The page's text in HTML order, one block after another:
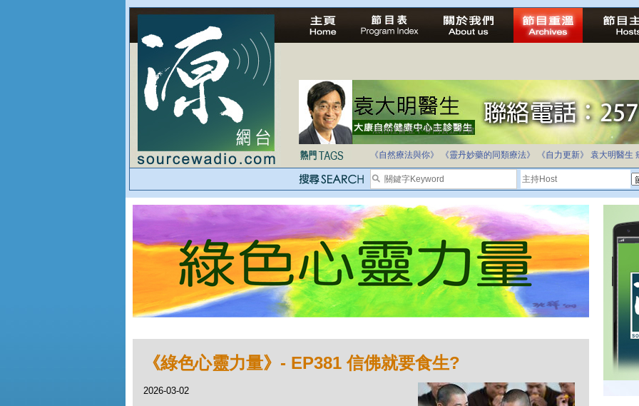
自家教育合法化-推動多元化教育，全民學卷制
《自然療法與你》 《靈丹妙藥的同類療法》 《自力更新》 袁大明醫生
《綠色心靈力量》- EP381 信佛就要食生?
2026-03-02